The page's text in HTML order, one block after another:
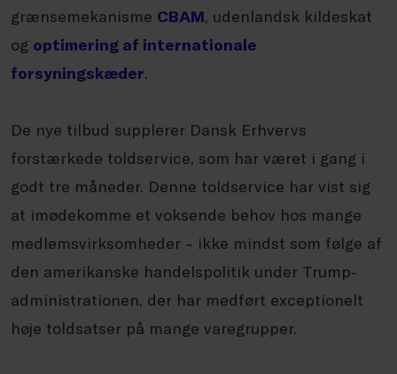
grænsemekanisme CBAM, udenlandsk kildeskat
og optimering af internationale
forsyningskæder.
De nye tilbud supplerer Dansk Erhvervs
forstærkede toldservice, som har været i gang i
godt tre måneder. Denne toldservice har vist sig
at imødekomme et voksende behov hos mange
medlemsvirksomheder – ikke mindst som følge af
den amerikanske handelspolitik under Trump-
administrationen, der har medført exceptionelt
høje toldsatser på mange varegrupper.